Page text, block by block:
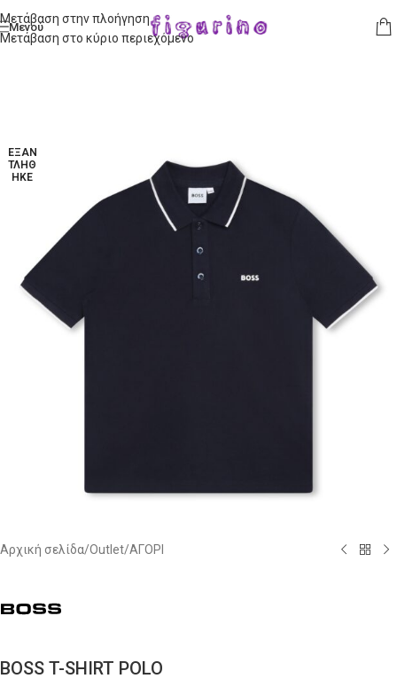
Μετάβαση στην πλοήγηση
Μετάβαση στο κύριο περιεχόμενο
Μενού
ΕΞΑΝ
ΤΛΉΘ
ΗΚΕ
Αρχική σελίδα/Outlet/ΑΓΟΡΙ
BOSS T-SHIRT POLO